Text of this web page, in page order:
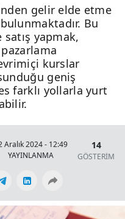
gelir elde etme
Bu
satış yapmak,
kurslar
geniş
farklı yollarla yurt
Aralık 2024 - 12:49
YAYINLANMA
14
GÖSTERİM